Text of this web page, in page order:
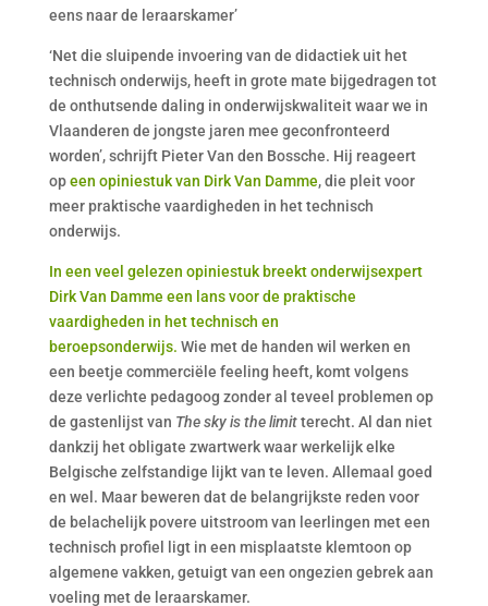
eens naar de leraarskamer’
‘Net die sluipende invoering van de didactiek uit het
technisch onderwijs, heeft in grote mate bijgedragen tot
de onthutsende daling in onderwijskwaliteit waar we in
Vlaanderen de jongste jaren mee geconfronteerd
worden’, schrijft Pieter Van den Bossche. Hij reageert
opeen opiniestuk van Dirk Van Damme, die pleit voor
meer praktische vaardigheden in het technisch
onderwijs.
In een veel gelezen opiniestuk breekt onderwijsexpert
Dirk Van Damme een lans voor de praktische
vaardigheden in het technisch en
beroepsonderwijs. Wie met de handen wil werken en
een beetje commerciële feeling heeft, komt volgens
deze verlichte pedagoog zonder al teveel problemen op
de gastenlijst van The sky is the limitterecht. Al dan niet
dankzij het obligate zwartwerk waar werkelijk elke
Belgische zelfstandige lijkt van te leven. Allemaal goed
en wel. Maar beweren dat de belangrijkste reden voor
de belachelijk povere uitstroom van leerlingen met een
technisch profiel ligt in een misplaatste klemtoon op
algemene vakken, getuigt van een ongezien gebrek aan
voeling met de leraarskamer.